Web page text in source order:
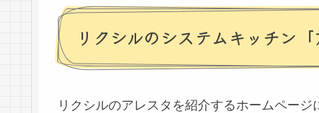
リクシルのシステムキッチン
リクシルのアレスタを紹介するホームペー